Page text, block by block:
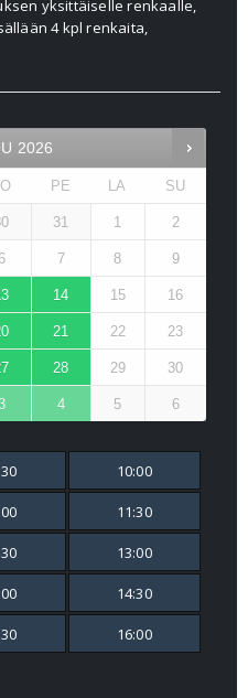
yksittäiselle renkaalle,
4 kpl renkaita,
2026
PE LA SU
31 1 2
7 8 9
14 15 16
21 22 23
28 29 30
4 5 6
10:00
11:30
13:00
14:30
16:00